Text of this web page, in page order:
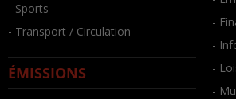
- Sports
- Transport / Circulation
ÉMISSIONS
-
-
-
-